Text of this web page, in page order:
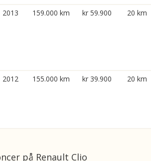
2013 159.000 km kr 59.900 20 km
2012 155.000 km kr 39.900 20 km
på Renault Clio